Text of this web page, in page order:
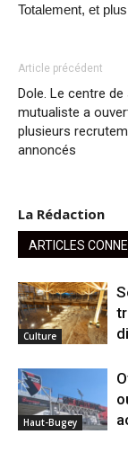
Totalement, et
Article précédent
Dole. Le centre de
mutualiste a
plusieurs
annoncés
La Rédaction
ARTICLES
Culture
Haut-Bugey